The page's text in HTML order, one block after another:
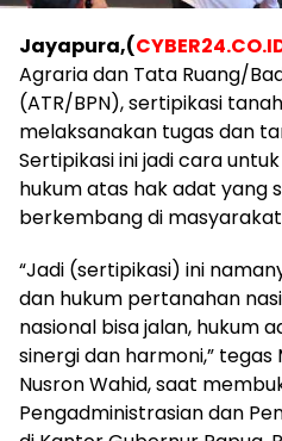
Jayapura,(
Agraria dan Tata Ruang/
(ATR/BPN), sertipikasi
melaksanakan tugas dan
Sertipikasi ini jadi cara
hukum atas hak adat yang
berkembang di
“Jadi (sertipikasi) ini
dan hukum pertanahan
nasional bisa jalan, hukum
sinergi dan harmoni,” tegas
Nusron Wahid, saat
Pengadministrasian dan